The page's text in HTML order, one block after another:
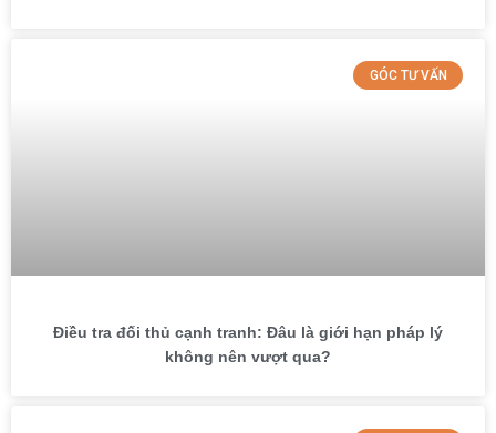
GÓC TƯ VẤN
Điều tra đối thủ cạnh tranh: Đâu là giới hạn pháp lý
không nên vượt qua?